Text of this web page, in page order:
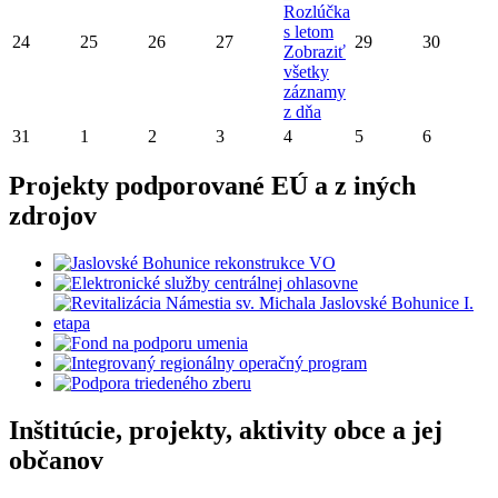
24 25 26 27
Rozlúčka
s letom
Zobraziť
všetky
záznamy
z dňa
29 30
31 1 2 3 4 5 6
Projekty podporované EÚ a z iných
zdrojov
Inštitúcie, projekty, aktivity obce a jej
občanov